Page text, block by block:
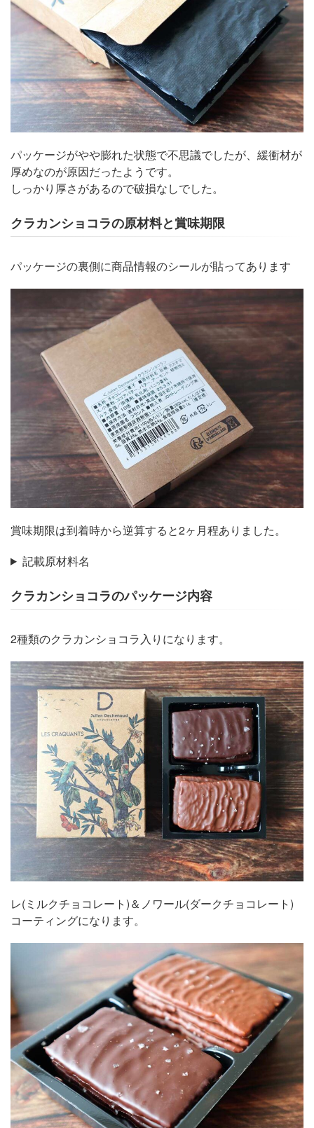
パッケージがやや膨れた状態で不思議でしたが、緩衝材が
厚めなのが原因だったようです。
しっかり厚さがあるので破損なしでした。
クラカンショコラの原材料と賞味期限
パッケージの裏側に商品情報のシールが貼ってあります
賞味期限は到着時から逆算すると2ヶ月程ありました。
記載原材料名
クラカンショコラのパッケージ内容
2種類のクラカンショコラ入りになります。
レ(ミルクチョコレート)＆ノワール(ダークチョコレート)
コーティングになります。